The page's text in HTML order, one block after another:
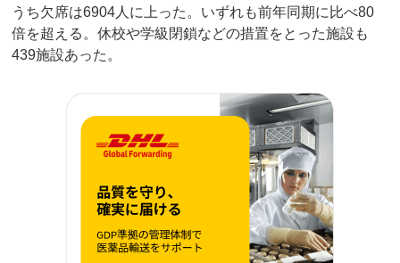
うち欠席は6904人に上った。いずれも前年同期に比べ80
倍を超える。休校や学級閉鎖などの措置をとった施設も
439施設あった。